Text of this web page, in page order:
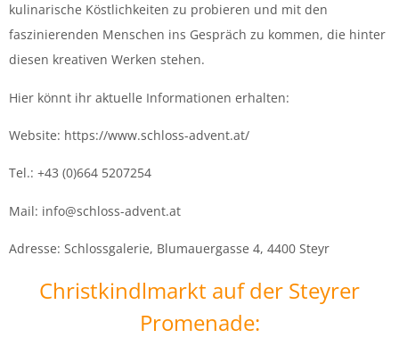
kulinarische Köstlichkeiten zu probieren und mit den
faszinierenden Menschen ins Gespräch zu kommen, die hinter
diesen kreativen Werken stehen.
Hier könnt ihr aktuelle Informationen erhalten:
Website: https://www.schloss-advent.at/
Tel.: +43 (0)664 5207254
Mail: info@schloss-advent.at
Adresse: Schlossgalerie, Blumauergasse 4, 4400 Steyr
Christkindlmarkt auf der Steyrer
Promenade: